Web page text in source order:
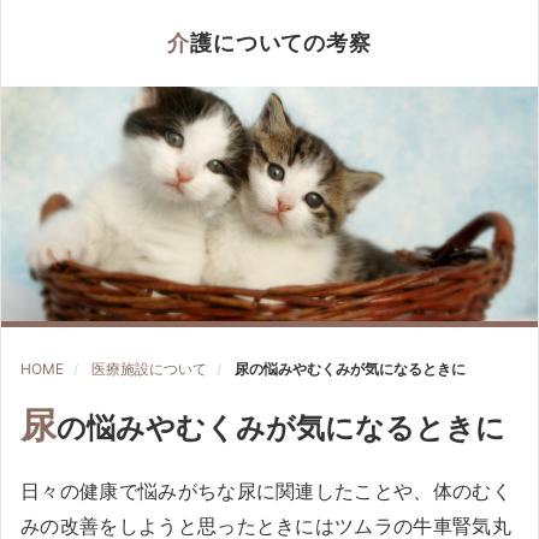
介護についての考察
HOME 医療施設について 尿の悩みやむくみが気になるときに
尿の悩みやむくみが気になるときに
日々の健康で悩みがちな尿に関連したことや、体のむく
みの改善をしようと思ったときにはツムラの牛車腎気丸